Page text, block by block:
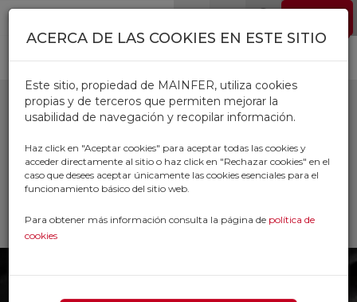
Pasar al contenido principal
LLAVES ALLEN
Inicio
Productos
LLAVES ALLEN
ACERCA DE LAS COOKIES EN ESTE SITIO
Este sitio, propiedad de MAINFER, utiliza cookies
propias y de terceros que permiten mejorar la
usabilidad de navegación y recopilar información.
Haz click en "Aceptar cookies" para aceptar todas las cookies y
acceder directamente al sitio o haz click en "Rechazar cookies" en el
caso que desees aceptar únicamente las cookies esenciales para el
funcionamiento básico del sitio web.
Para obtener más información consulta la página de política de
cookies